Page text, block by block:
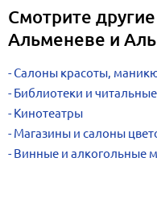
Смотрите
Альменеве и
Салоны красоты,
Библиотеки и
Кинотеатры
Магазины и салоны
Винные и алкогольные